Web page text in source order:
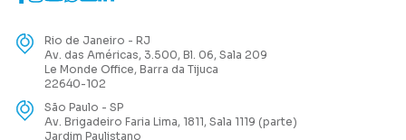
Rio de Janeiro - RJ
Av. das Américas, 3.500, Bl. 06, Sala 209
Le Monde Office, Barra da Tijuca
22640-102
São Paulo - SP
Av. Brigadeiro Faria Lima, 1811, Sala 1119 (parte)
Jardim Paulistano